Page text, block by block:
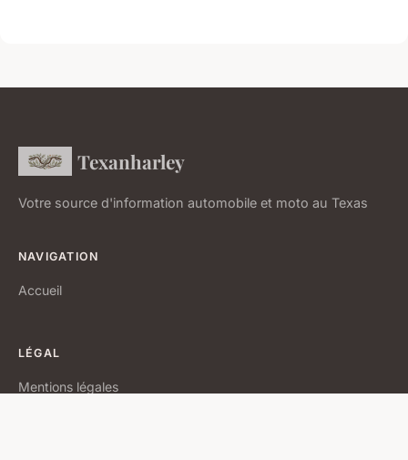
Texanharley
Votre source d'information automobile et moto au Texas
NAVIGATION
Accueil
LÉGAL
Mentions légales